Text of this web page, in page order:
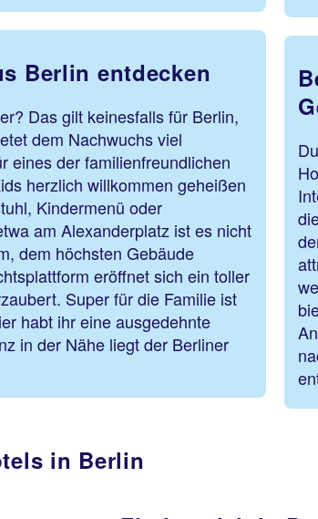
Berlin entdecken
Das gilt keinesfalls für Berlin,
dem Nachwuchs viel
eines der familienfreundlichen
herzlich willkommen geheißen
Kindermenü oder
am Alexanderplatz ist es nicht
dem höchsten Gebäude
eröffnet sich ein toller
Super für die Familie ist
habt ihr eine ausgedehnte
in der Nähe liegt der Berliner
in Berlin